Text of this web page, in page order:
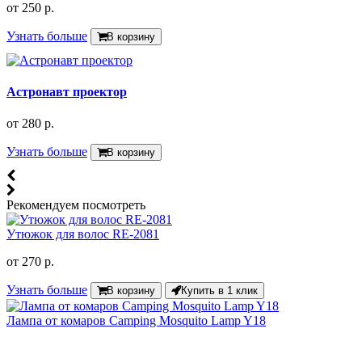
от 250 р.
Узнать больше В корзину
Астронавт проектор
от 280 р.
Узнать больше В корзину
Рекомендуем посмотреть
Утюжок для волос RE-2081
от 270 р.
Узнать больше В корзину Купить в 1 клик
Лампа от комаров Camping Mosquito Lamp Y18